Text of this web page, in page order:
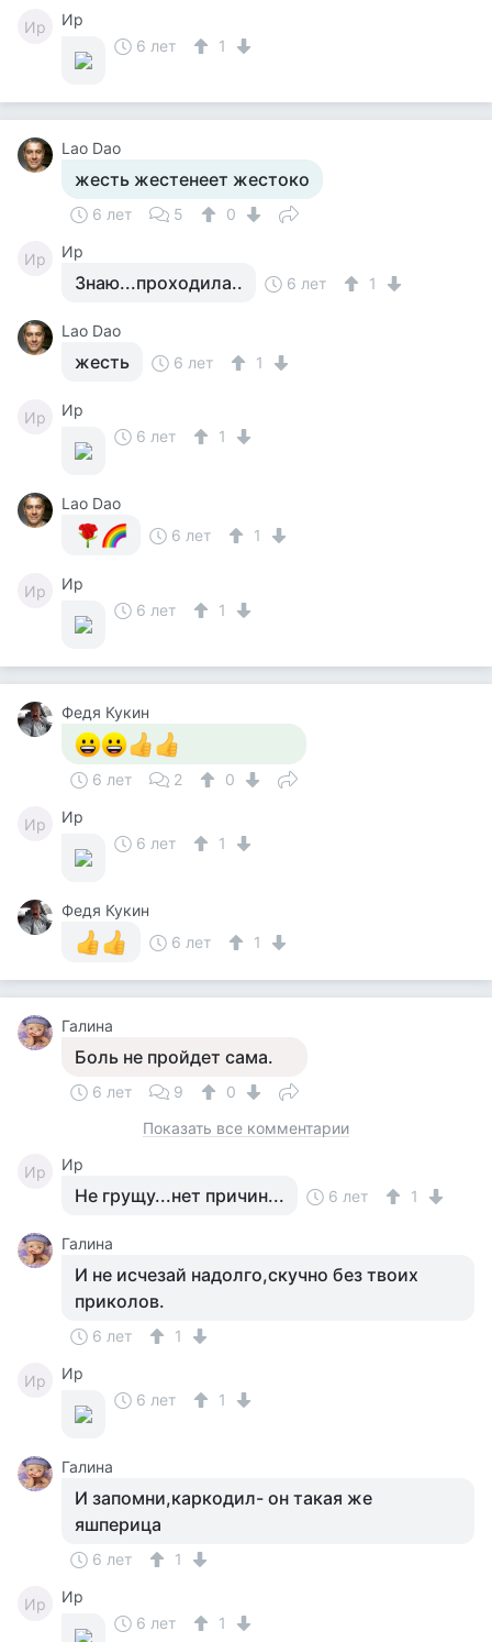
Ир
Ир
6 лет
1
Lao Dao
жесть жестенеет жестоко
6 лет 5 0
Ир Ир
Знаю...проходила.. 6 лет 1
Lao Dao
жесть 6 лет 1
Ир
Ир
6 лет
1
Lao Dao
6 лет
1
Ир
Ир
6 лет
1
Федя Кукин
6 лет 2 0
Ир
Ир
6 лет
1
Федя Кукин
6 лет
1
Галина
Боль не пройдет сама.
6 лет 9
0
Показать все комментарии
Ир Ир
Не грущу...нет причин... 6 лет 1
Галина
И не исчезай надолго,скучно без твоих
приколов.
6 лет 1
Ир
Ир
6 лет
1
Галина
И запомни,каркодил- он такая же
яшперица
6 лет 1
Ир
Ир
6 лет
1